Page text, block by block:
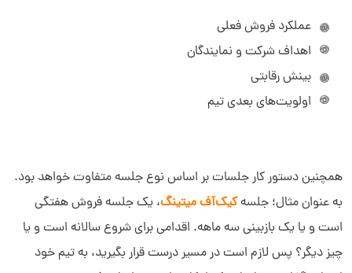
عملکرد فروش فعلی
اهداف شرکت و نمایندگان
بینش رقابتی
اولویت‌های بعدی تیم
همچنین دستور کار جلسات بر اساس نوع جلسه متفاوت خواهد بود.
به عنوان مثال؛ جلسهکیک‌آف میتینگ، یک جلسه فروش هفتگی
است و یا یک بازبینی سه ماهه. اقدامی برای شروع سالانه است و یا
چیز دیگر؟ پس لازم است در مسیر درست قرار بگیرید، به تیم خود